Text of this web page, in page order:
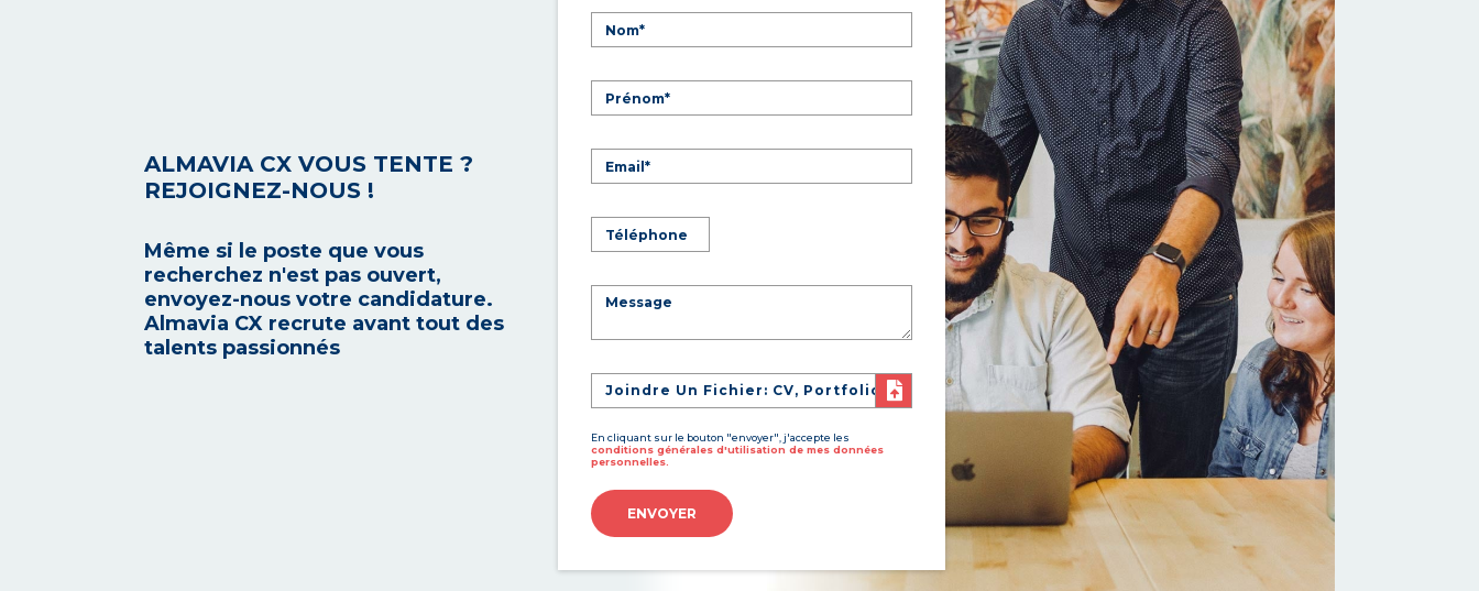
ALMAVIA CX VOUS TENTE ?
REJOIGNEZ-NOUS !
Même si le poste que vous
recherchez n'est pas ouvert,
envoyez-nous votre candidature.
Almavia CX recrute avant tout des
talents passionnés
Joindre Un Fichier: CV, Portfolio
En cliquant sur le bouton "envoyer", j'accepte les
conditions générales d'utilisation de mes données
personnelles.
ENVOYER